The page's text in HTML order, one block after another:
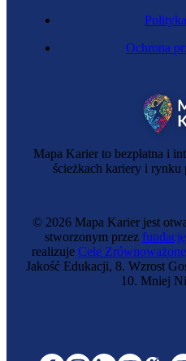
Mapa Karier to bezpłatna i
ścieżkach kariery i rynku
Ochrona
© 2026 Mapa Karier jest
stworzonym przez
realizuje Cele
Jakość Edukacji, 8. Wzrost
10. Mniej